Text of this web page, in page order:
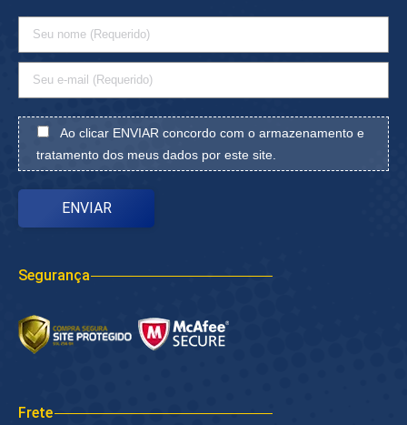
Ao clicar ENVIAR concordo com o armazenamento e
tratamento dos meus dados por este site.
Segurança
Frete